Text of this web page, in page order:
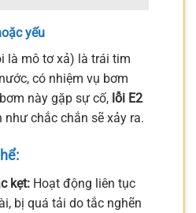
yếu
là mô tơ xả) là trái tim
có nhiệm vụ bơm
này gặp sự cố, lỗi E2
như chắc chắn sẽ xảy ra.
kẹt:Hoạt động liên tục
bị quá tải do tắc nghẽn